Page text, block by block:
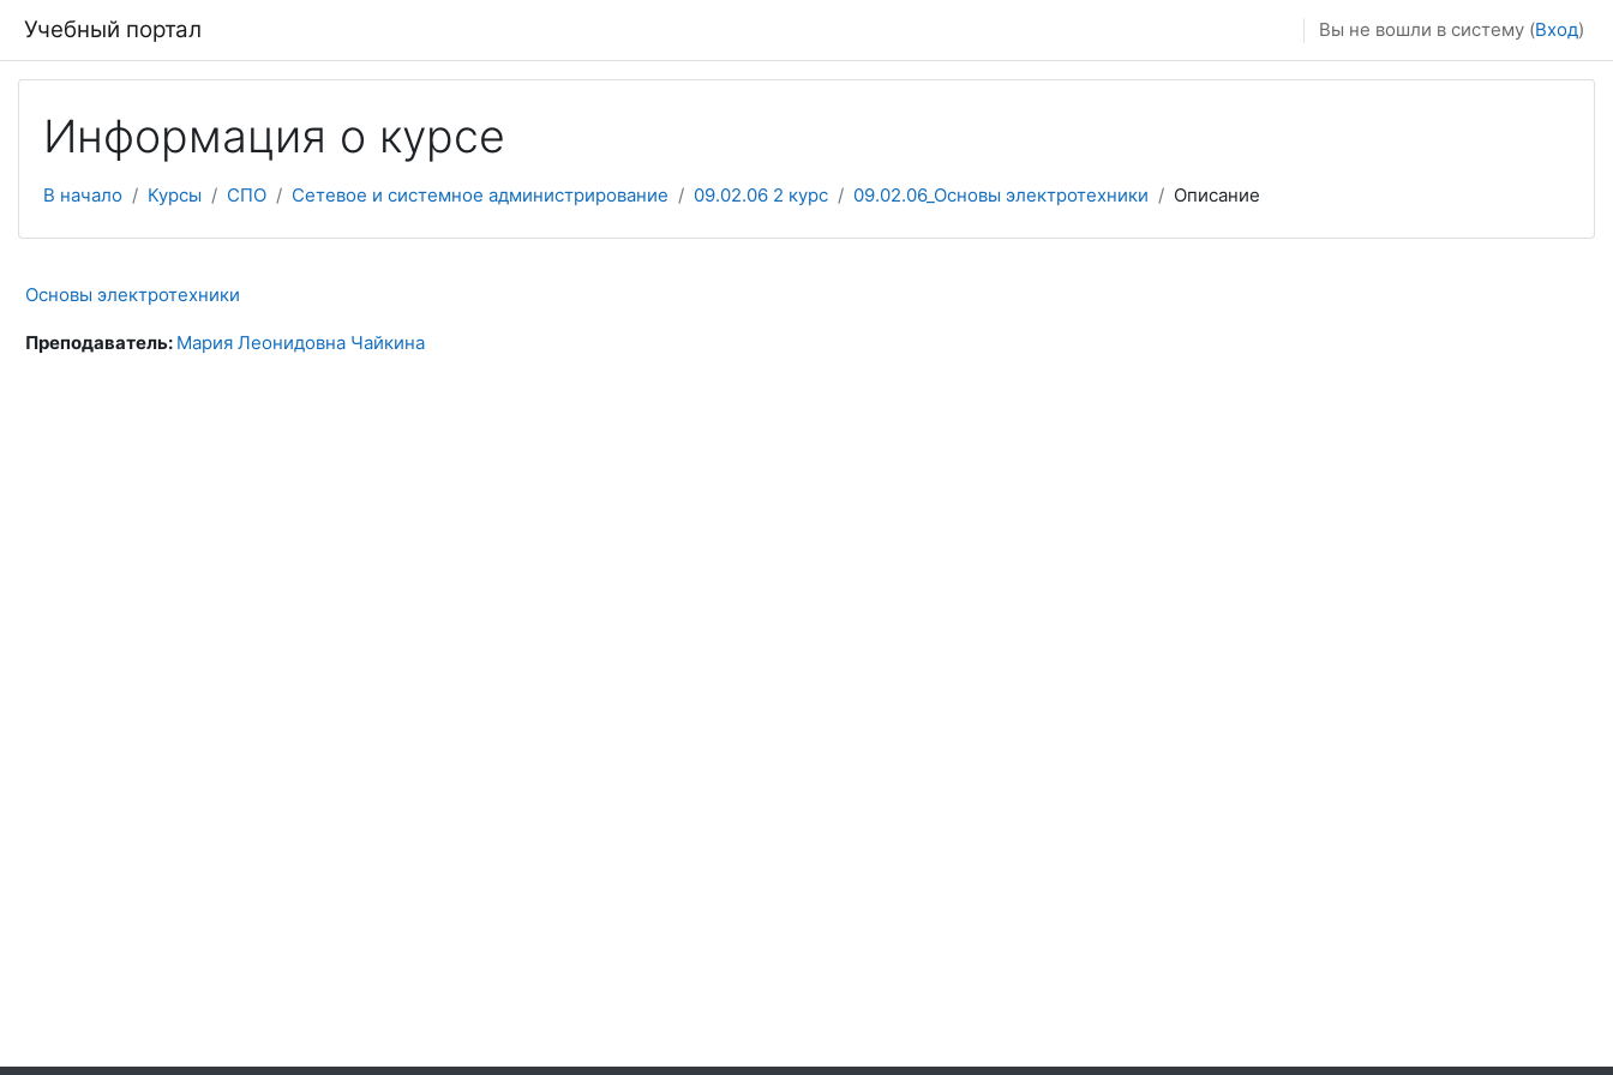
Учебный портал Вы не вошли в систему (Вход)
Информация о курсе
В начало Курсы СПО Сетевое и системное администрирование 09.02.06 2 курс 09.02.06_Основы электротехники Описание
Основы электротехники
Преподаватель: Мария Леонидовна Чайкина